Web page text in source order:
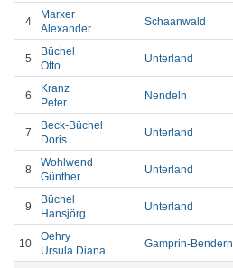
4
Marxer
Alexander
Schaanwald
5
Büchel
Otto
Unterland
6
Kranz
Peter
Nendeln
7
Beck-Büchel
Doris
Unterland
8
Wohlwend
Günther
Unterland
9
Büchel
Hansjörg
Unterland
10
Oehry
Ursula Diana
Gamprin-Bendern